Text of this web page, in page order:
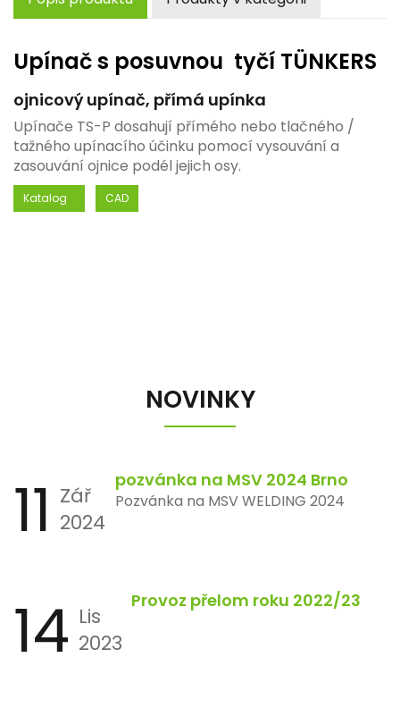
Upínač s posuvnou tyčí TÜNKERS
ojnicový upínač, přímá upínka
Upínače TS-P dosahují přímého nebo tlačného /
tažného upínacího účinku pomocí vysouvání a
zasouvání ojnice podél jejich osy.
Katalog CAD
NOVINKY
11 Zář
2024
pozvánka na MSV 2024 Brno
Pozvánka na MSV WELDING 2024
14 Lis
2023
Provoz přelom roku 2022/23